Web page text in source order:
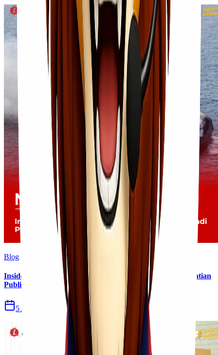
Blog
Insiden Kebakaran KM Mutiara Sentosa II Menjadi Perhatian
Publik
5 Agu 2026